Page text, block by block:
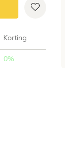
Korting
0%